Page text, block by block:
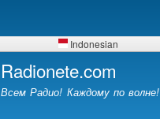
isi
Indonesian
Radionete.com
Всем Радио! Каждому по волне!